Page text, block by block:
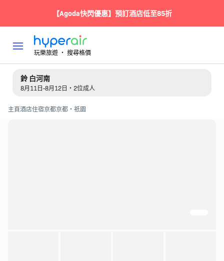
【Agoda快閃優惠】預訂酒店低至85折
玩樂旅遊 ‧ 搜尋格價
鈴 白河南
8月11日-8月12日・2位成人
主頁酒店住宿京都京都・祇園